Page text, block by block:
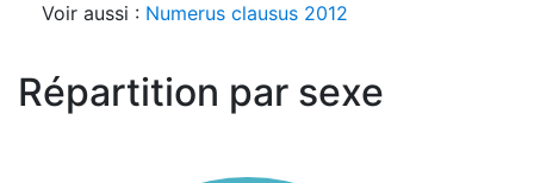
Voir aussi : Numerus clausus 2012
Répartition par sexe